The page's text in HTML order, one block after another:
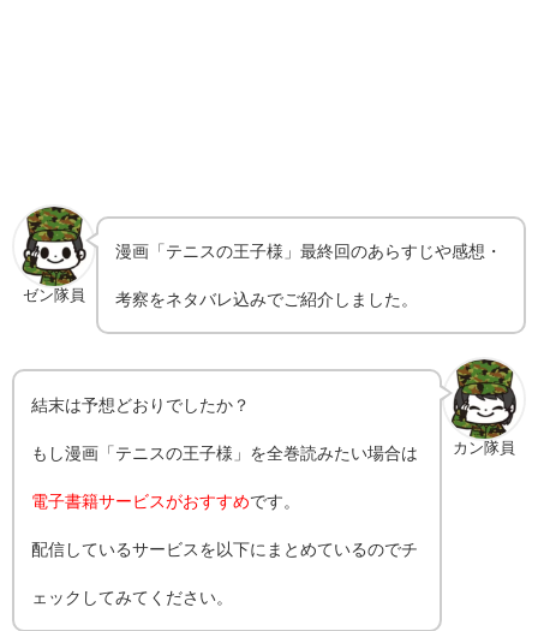
ゼン隊員
漫画「 テニスの王子様 」最終回のあらすじや感想・
考察をネタバレ込みでご紹介しました。
カン隊員
結末は予想どおりでしたか？
もし漫画「 テニスの王子様 」を全巻読みたい場合は
電子書籍サービスがおすすめです。
配信しているサービスを以下にまとめているのでチ
ェックしてみてください。